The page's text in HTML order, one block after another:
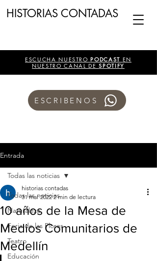
HISTORIAS CONTADAS
ESCUCHA NUESTROPODCAST EN
NUESTRO CANAL DESPOTIFY
ESCRIBENOS
Entrada
Todas las noticias
Naturaleza
Feria de las Flores
Teatro
Educación
Todas las noticias
10 años de la Mesa de
Medios Comunitarios de
Medellín
historias contadas
31 mar 2022 2 min de lectura